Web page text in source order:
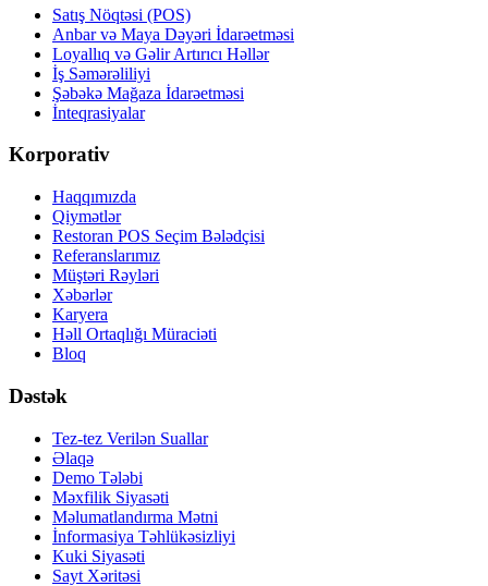
Satış Nöqtəsi (POS)
Anbar və Maya Dəyəri İdarəetməsi
Loyallıq və Gəlir Artırıcı Həllər
İş Səmərəliliyi
Şəbəkə Mağaza İdarəetməsi
İnteqrasiyalar
Korporativ
Haqqımızda
Qiymətlər
Restoran POS Seçim Bələdçisi
Referanslarımız
Müştəri Rəyləri
Xəbərlər
Karyera
Həll Ortaqlığı Müraciəti
Bloq
Dəstək
Tez-tez Verilən Suallar
Əlaqə
Demo Tələbi
Məxfilik Siyasəti
Məlumatlandırma Mətni
İnformasiya Təhlükəsizliyi
Kuki Siyasəti
Sayt Xəritəsi